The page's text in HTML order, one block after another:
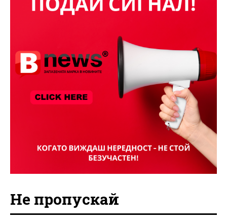
Не пропускай